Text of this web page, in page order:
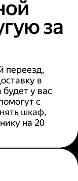
за
переезд,
в
у вас
с
шкаф,
на 20